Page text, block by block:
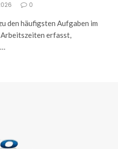
0
den häufigsten Aufgaben im
erfasst,